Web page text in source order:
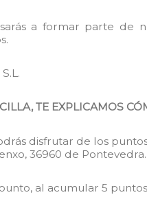
a formar parte de
TE EXPLICAMOS
disfrutar de los
36960 de Pontevedra.
al acumular 5